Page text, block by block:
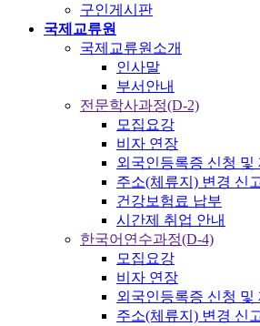
구인게시판
국제교류원
국제교류원소개
인사말
부서안내
전문학사과정(D-2)
모집요강
비자 연장
외국인등록증 신청 및
주소(체류지) 변경 신
건강보험료 납부
시간제 취업 안내
한국어연수과정(D-4)
모집요강
비자 연장
외국인등록증 신청 및
주소(체류지) 변경 신